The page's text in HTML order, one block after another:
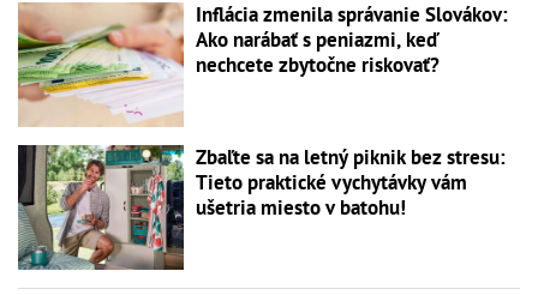
Inflácia zmenila správanie Slovákov:
Ako narábať s peniazmi, keď
nechcete zbytočne riskovať?
Zbaľte sa na letný piknik bez stresu:
Tieto praktické vychytávky vám
ušetria miesto v batohu!